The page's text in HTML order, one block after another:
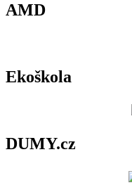
AMD
Ekoškola
DUMY.cz